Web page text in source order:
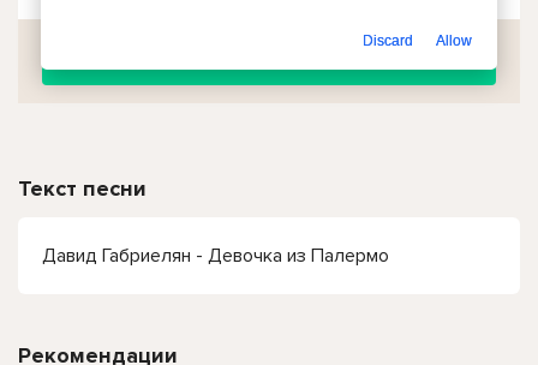
Текст песни
Давид Габриелян - Девочка из Палермо
Рекомендации
Discard Allow